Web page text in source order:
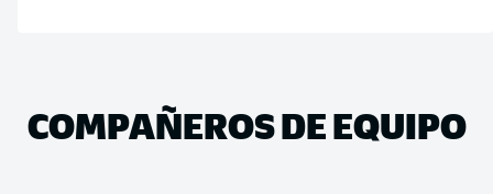
COMPAÑEROS DE EQUIPO